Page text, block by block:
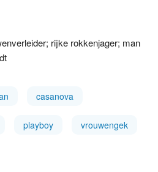
rijke rokkenjager; man
casanova
playboy vrouwengek